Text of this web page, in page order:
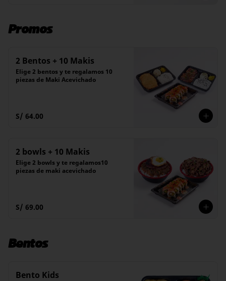
Promos
2 Bentos + 10 Makis
Elige 2 bentos y te regalamos 10
piezas de Maki Acevichado
S/ 64.00
2 bowls + 10 Makis
Elige 2 bowls y te regalamos10
piezas de maki acevichado
S/ 69.00
Bentos
Bento Kids